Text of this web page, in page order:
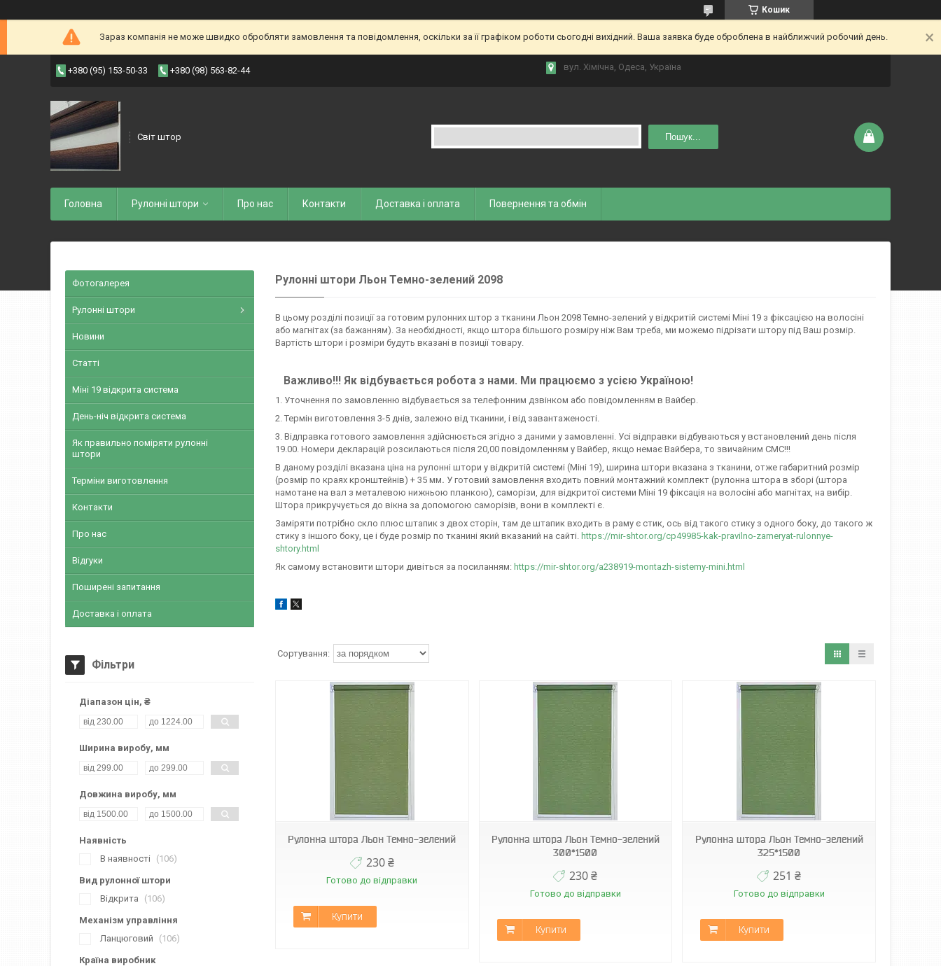
Кошик
Зараз компанія не може швидко обробляти замовлення та повідомлення, оскільки за її графіком роботи сьогодні вихідний. Ваша заявка буде оброблена в найближчий робочий день.
+380 (95) 153-50-33 +380 (98) 563-82-44 вул. Хiмiчна, Одеса, Україна
Світ штор Пошук...
Головна Рулоннi штори Про нас Контакти Доставка і оплата Повернення та обмiн
Рулонні штори Льон Темно-зелений 2098
В цьому розділі позиції за готовим рулонних штор з тканини Льон 2098 Темно-зелений у відкритій системі Міні 19 з фіксацією на волосіні
або магнітах (за бажанням). За необхідності, якщо штора більшого розміру ніж Вам треба, ми можемо підрізати штору під Ваш розмір.
Вартість штори і розміри будуть вказані в позиції товару.
Важливо!!! Як відбувається робота з нами. Ми працюємо з усією Україною!
1. Уточнення по замовленню відбувається за телефонним дзвінком або повідомленням в Вайбер.
2. Термін виготовлення 3-5 днів, залежно від тканини, і від завантаженості.
3. Відправка готового замовлення здійснюється згідно з даними у замовленні. Усі відправки відбуваються у встановлений день після
19.00. Номери декларацій розсилаються після 20,00 повідомленням у Вайбер, якщо немає Вайбера, то звичайним СМС!!!
В даному розділі вказана ціна на рулонні штори у відкритій системі (Міні 19), ширина штори вказана з тканини, отже габаритний розмір
(розмір по краях кронштейнів) + 35 мм. У готовий замовлення входить повний монтажний комплект (рулонна штора в зборі (штора
намотане на вал з металевою нижньою планкою), саморізи, для відкритої системи Міні 19 фіксація на волосіні або магнітах, на вибір.
Штора прикручується до вікна за допомогою саморізів, вони в комплекті є.
Заміряти потрібно скло плюс штапик з двох сторін, там де штапик входить в раму є стик, ось від такого стику з одного боку, до такого ж
стику з іншого боку, це і буде розмір по тканині який вказаний на сайті. https://mir-shtor.org/cp49985-kak-pravilno-zameryat-rulonnye-
shtory.html
Як самому встановити штори дивіться за посиланням: https://mir-shtor.org/a238919-montazh-sistemy-mini.html
МБ-2098
Рулонна штора Льон Темно-зелений
230 ₴
Готово до відправки
Купити
Рулонна штора Льон Темно-зелений
300*1500
230 ₴
Готово до відправки
Купити
Рулонна штора Льон Темно-зелений
325*1500
251 ₴
Готово до відправки
Купити
Фотогалерея
Рулонні штори
Новини
Статті
Міні 19 відкрита система
День-ніч відкрита система
Як правильно поміряти рулонні
штори
Терміни виготовлення
Контакти
Про нас
Відгуки
Поширені запитання
Доставка і оплата
Фільтри
Діапазон цін, ₴
Ширина виробу, мм
Довжина виробу, мм
Наявність
В наявності
106
Вид рулонної штори
Відкрита
106
Механізм управління
Ланцюговий
106
Країна виробник